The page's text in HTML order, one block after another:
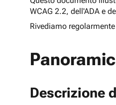
WCAG 2.2, dell'ADA e
Rivediamo
Descrizione